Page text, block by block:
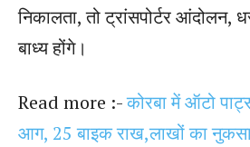
निकालता, तो ट्रांसपोर्टर आंदोलन,
बाध्य होंगे।
Read more :-कोरबा में ऑटो
आग, 25 बाइक राख,लाखों का